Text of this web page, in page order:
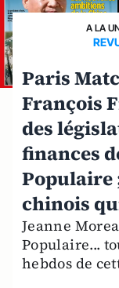
A LA
Paris
François
des
finances
Populaire
chinois
Jeanne
Populaire...
hebdos de